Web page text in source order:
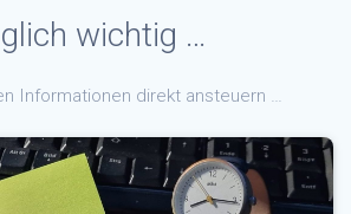
wichtig …
Informationen direkt ansteuern …